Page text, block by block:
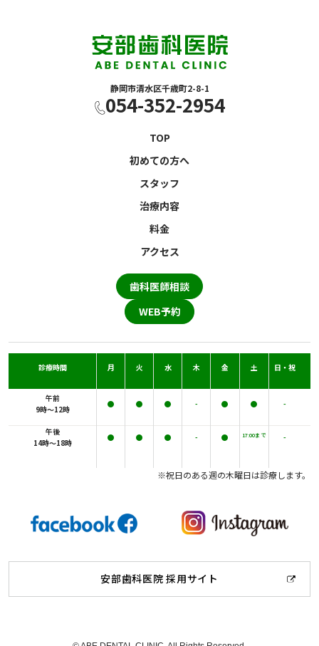
静岡市清水区千歳町2-8-1
054-352-2954
TOP
初めての方へ
スタッフ
治療内容
料金
アクセス
歯科医師相談
WEB予約
診療時間 月 火 水 木 金 土 日・祝
午前
9時～12時
● ● ● - ● ● -
午後
14時～18時
● ● ● - ● 17:00まで -
※祝日のある週の木曜日は診療します。
安部歯科医院 採用サイト